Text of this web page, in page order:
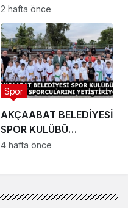
SÜRÜYOR
2 hafta önce
AKÇAABAT BELEDİYESİ
SPOR KULÜBÜ
GELECEĞİN
Spor
4 hafta önce